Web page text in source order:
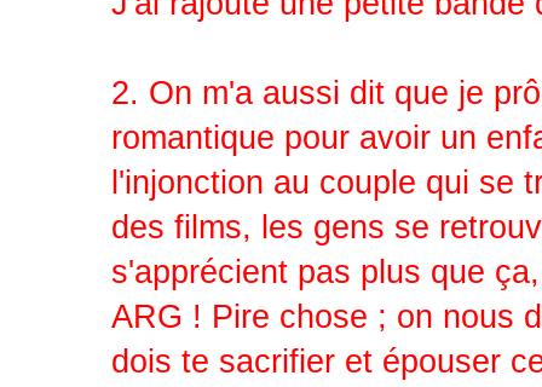
2. On m'a aussi dit que je
romantique pour avoir un
l'injonction au couple qui se
des films, les gens se
s'apprécient pas plus que
ARG ! Pire chose ; on nous
dois te sacrifier et épouser